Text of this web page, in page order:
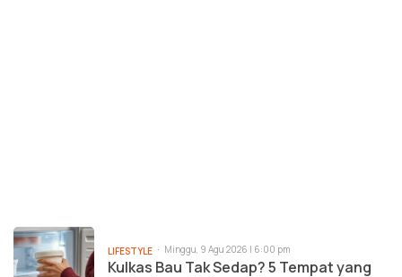
LIFESTYLE Minggu, 9 Agu 2026 | 6:00 pm
Kulkas Bau Tak Sedap? 5 Tempat yang